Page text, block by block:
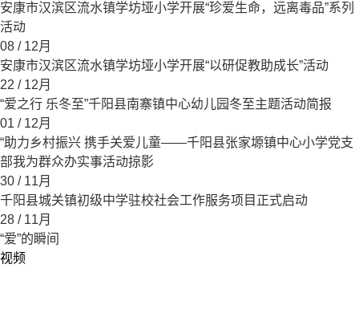
安康市汉滨区流水镇学坊垭小学开展“珍爱生命，远离毒品”系列
活动
08 / 12月
安康市汉滨区流水镇学坊垭小学开展“以研促教助成长”活动
22 / 12月
“爱之行 乐冬至”千阳县南寨镇中心幼儿园冬至主题活动简报
01 / 12月
“助力乡村振兴 携手关爱儿童——千阳县张家塬镇中心小学党支
部我为群众办实事活动掠影
30 / 11月
千阳县城关镇初级中学驻校社会工作服务项目正式启动
28 / 11月
“爱”的瞬间
视频